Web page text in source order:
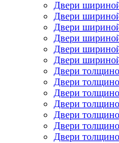
Двери
Двери
Двери
Двери
Двери
Двери
Двери
Двери
Двери
Двери
Двери
Двери
Двери